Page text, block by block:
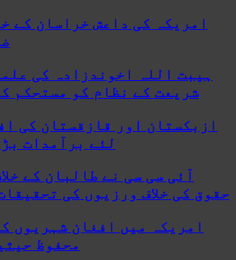
امریکہ کی داعش خراسان کے
ہیبت اللہ اخوندزادہ کی
شریعت کے نظام کو مستحکم
ازبکستان اور قازقستان کی
لئے برآمدات
آئی سی سی نے طالبان کے
حقوق کی خلاف ورزیوں کی
امریکہ میں افغان شہریوں
محفوظ